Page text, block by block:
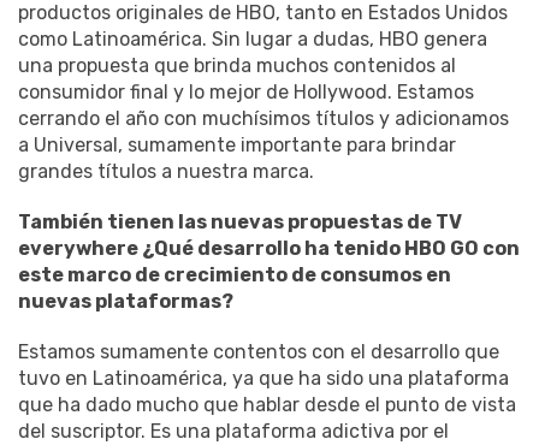
productos originales de HBO, tanto en Estados Unidos
como Latinoamérica. Sin lugar a dudas, HBO genera
una propuesta que brinda muchos contenidos al
consumidor final y lo mejor de Hollywood. Estamos
cerrando el año con muchísimos títulos y adicionamos
a Universal, sumamente importante para brindar
grandes títulos a nuestra marca.
También tienen las nuevas propuestas de TV
everywhere ¿Qué desarrollo ha tenido HBO GO con
este marco de crecimiento de consumos en
nuevas plataformas?
Estamos sumamente contentos con el desarrollo que
tuvo en Latinoamérica, ya que ha sido una plataforma
que ha dado mucho que hablar desde el punto de vista
del suscriptor. Es una plataforma adictiva por el